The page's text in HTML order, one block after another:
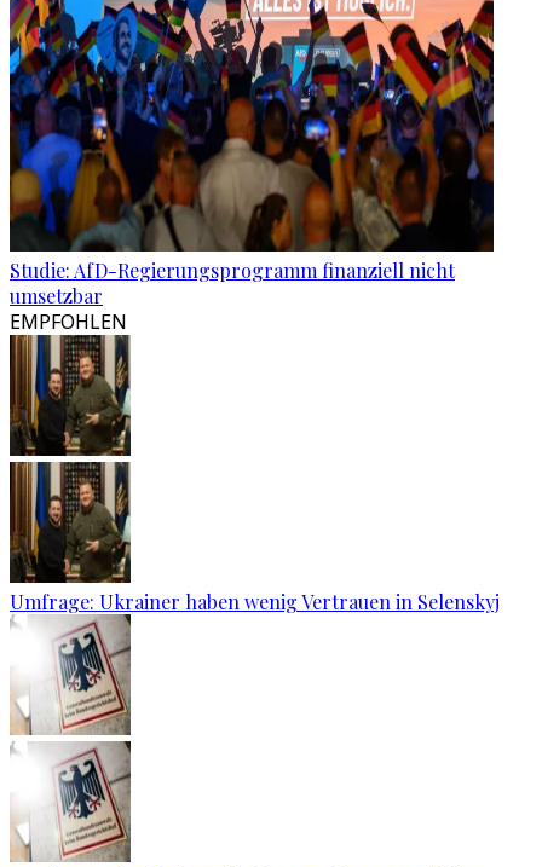
Studie: AfD-Regierungsprogramm finanziell nicht
umsetzbar
EMPFOHLEN
Umfrage: Ukrainer haben wenig Vertrauen in Selenskyj